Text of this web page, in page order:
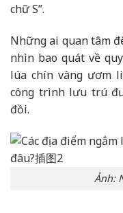
chữ S”.
Những ai quan tâm
nhìn bao quát về
lúa chín vàng ươm
công trình lưu trú
đồi.
Ảnh: